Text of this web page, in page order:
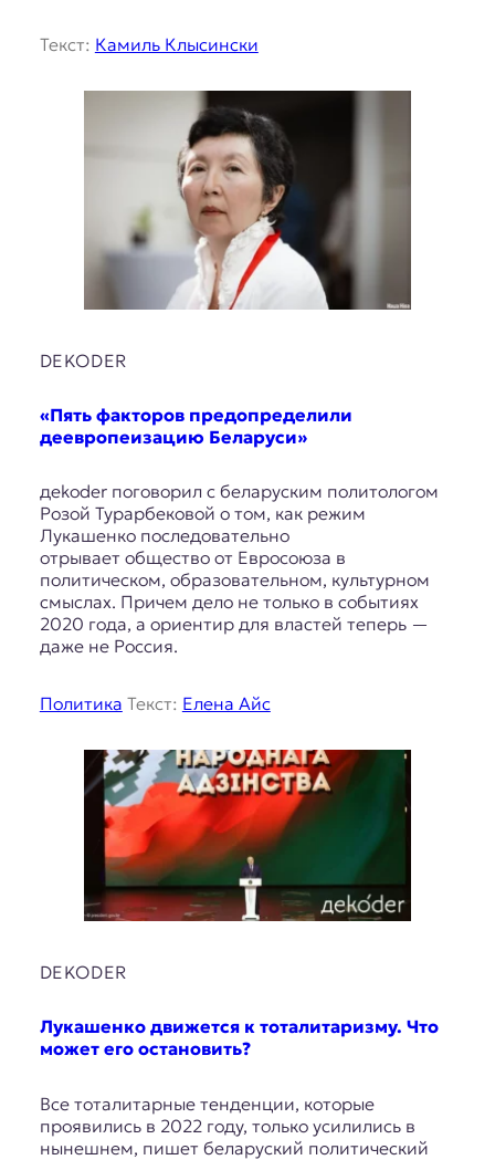
Текст: Камиль Клысински
DEKODER
«Пять факторов предопределили
деевропеизацию Беларуси»
дekoder поговорил с беларуским политологом
Розой Турарбековой о том, как режим
Лукашенко последовательно
отрывает общество от Евросоюза в
политическом, образовательном, культурном
смыслах. Причем дело не только в событиях
2020 года, а ориентир для властей теперь —
даже не Россия.
Политика Текст: Елена Айс
DEKODER
Лукашенко движется к тоталитаризму. Что
может его остановить?
Все тоталитарные тенденции, которые
проявились в 2022 году, только усилились в
нынешнем, пишет беларуский политический